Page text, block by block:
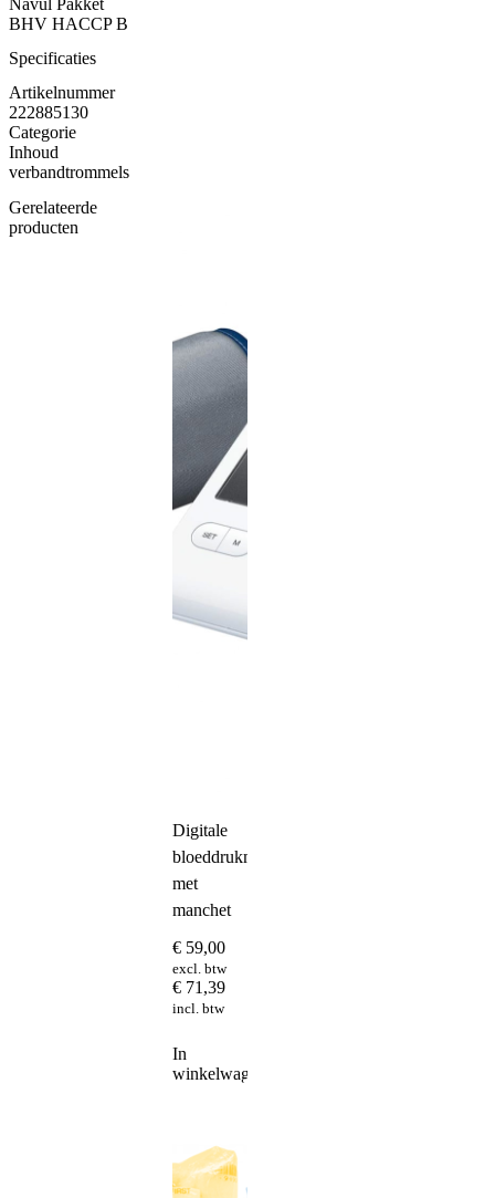
aantal
BHV HACCP B
Specificaties
Artikelnummer
222885130
Categorie
Inhoud
verbandtrommels
Gerelateerde
producten
Digitale
bloeddrukmeter
met
manchet
€ 59,00
excl. btw
€ 71,39
incl. btw
In
winkelwagen